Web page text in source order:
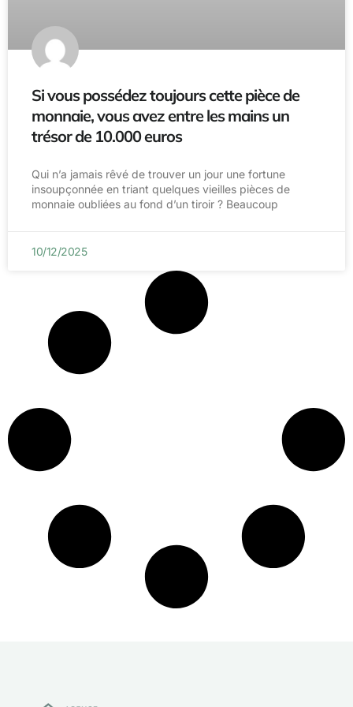
Si vous possédez toujours cette pièce de
monnaie, vous avez entre les mains un
trésor de 10.000 euros
Qui n’a jamais rêvé de trouver un jour une fortune
insoupçonnée en triant quelques vieilles pièces de
monnaie oubliées au fond d’un tiroir ? Beaucoup
10/12/2025